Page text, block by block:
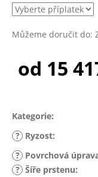
Můžeme doručit do:
od 15
Kategorie:
? Ryzost:
? Povrchová
? Šíře prstenu: